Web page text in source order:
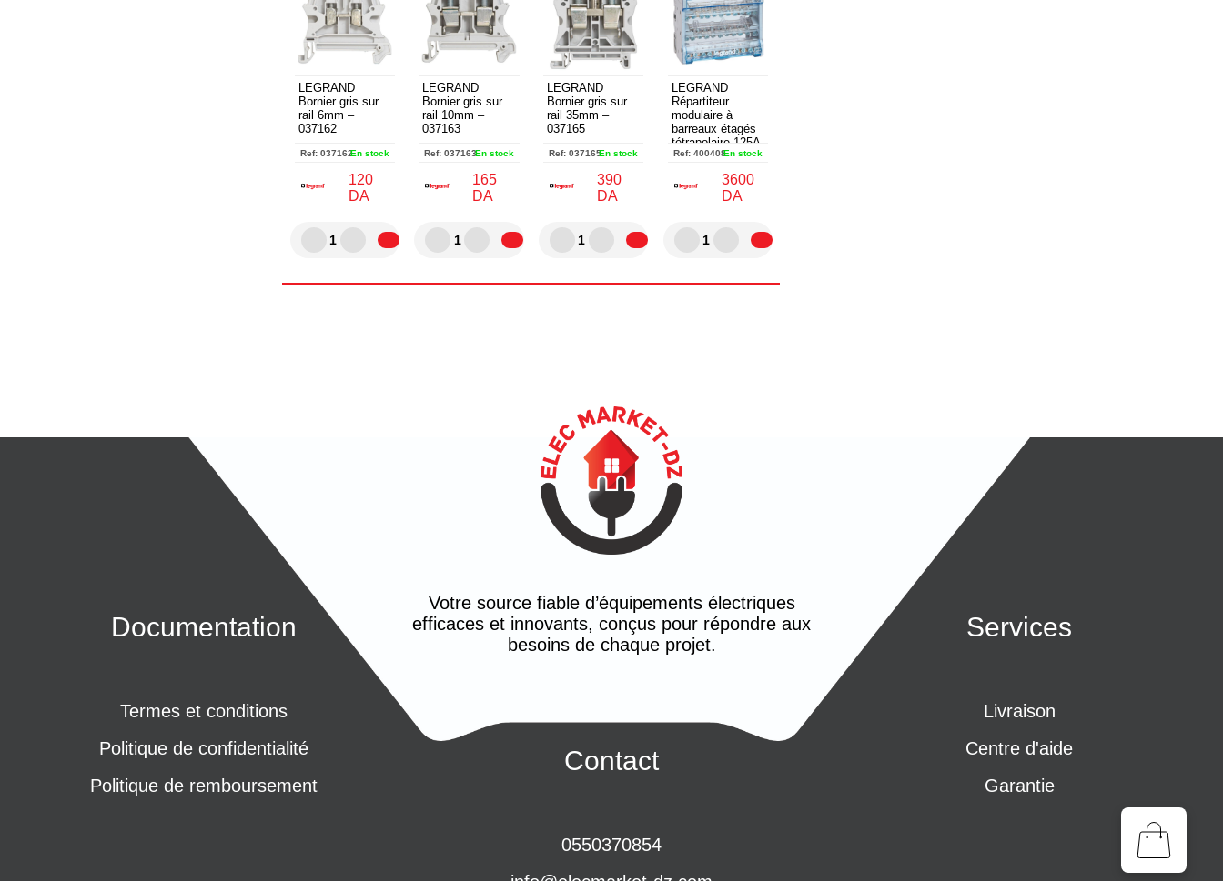
LEGRAND
Bornier gris sur
rail 6mm –
037162
Ref: 037162En stock
120
DA
1
LEGRAND
Bornier gris sur
rail 10mm –
037163
Ref:037163En stock
165
DA
1
LEGRAND
Bornier gris sur
rail 35mm –
037165
Ref: 037165En stock
390
DA
1
LEGRAND
Répartiteur
modulaire à
barreaux étagés
tétrapolaire 125A
10 départs 6
400408
Ref: 400408En stock
3600
DA
1
Votre source fiable d’équipements électriques
efficaces et innovants, conçus pour répondre aux
besoins de chaque projet.
Documentation
Termes et conditions
Politique de confidentialité
Politique de remboursement
Contact
0550370854
Services
Livraison
Centre d'aide
Garantie